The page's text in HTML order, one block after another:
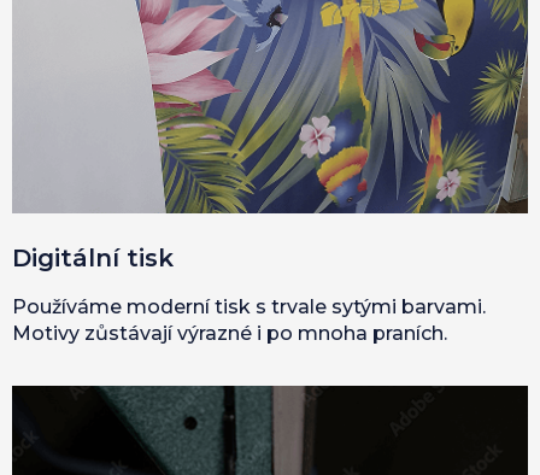
Digitální tisk
Používáme moderní tisk s trvale sytými barvami.
Motivy zůstávají výrazné i po mnoha praních.